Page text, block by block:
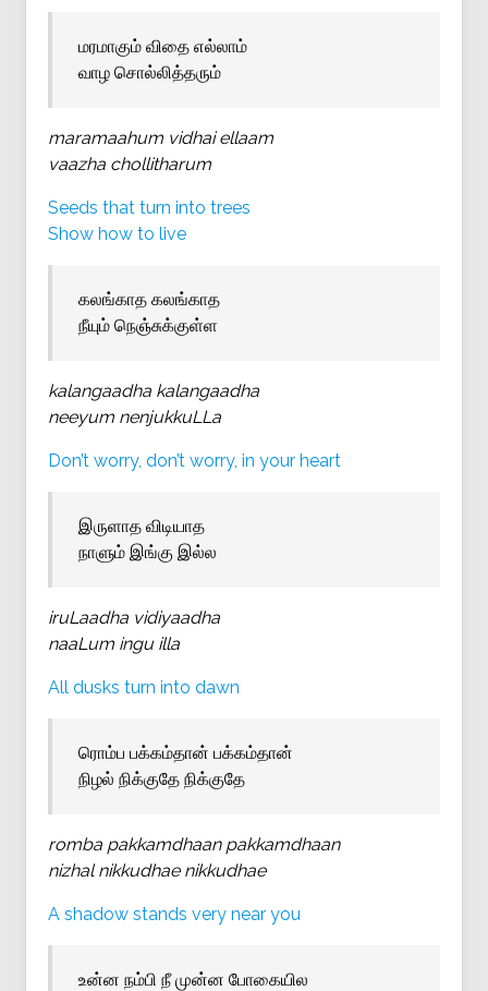
மரமாகும் விதை எல்லாம்
வாழ சொல்லித்தரும்
maramaahum vidhai ellaam
vaazha chollitharum
Seeds that turn into trees
Show how to live
கலங்காத கலங்காத
நீயும் நெஞ்சுக்குள்ள
kalangaadha kalangaadha
neeyum nenjukkuLLa
Don’t worry, don’t worry, in your heart
இருளாத விடியாத
நாளும் இங்கு இல்ல
iruLaadha vidiyaadha
naaLum ingu illa
All dusks turn into dawn
ரொம்ப பக்கம்தான் பக்கம்தான்
நிழல் நிக்குதே நிக்குதே
romba pakkamdhaan pakkamdhaan
nizhal nikkudhae nikkudhae
A shadow stands very near you
உன்ன நம்பி நீ முன்ன போகையில